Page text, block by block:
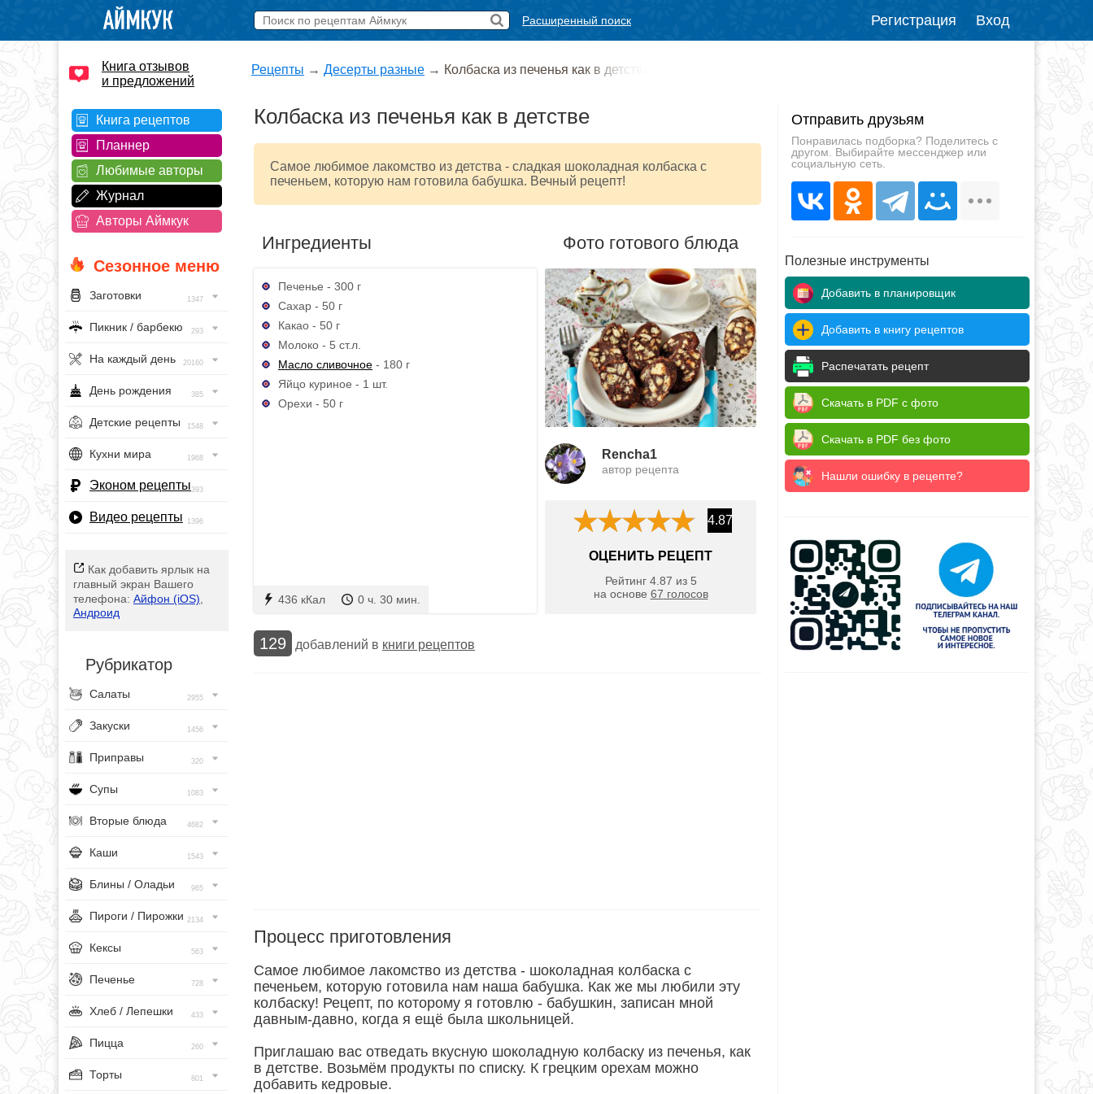
Расширенный поиск Регистрация Вход
Книга отзывов
и предложений
Книга рецептов
Планнер
Любимые авторы
Журнал
Авторы Аймкук
Сезонное меню
Заготовки 1347
Пикник / барбекю 293
На каждый день 20160
День рождения 385
Детские рецепты 1548
Кухни мира 1968
Эконом рецепты393
Видео рецепты 1396
Как добавить ярлык на
главный экран Вашего
телефона: Айфон (iOS)
Андроид
Рубрикатор
Салаты 2955
Закуски 1456
Приправы 320
Супы 1083
Вторые блюда 4682
Каши 1543
Блины / Оладьи 965
Пироги / Пирожки 2134
Кексы 563
Печенье 728
Хлеб / Лепешки 433
Пицца 260
Торты 801
Рецепты → Десерты разные → Колбаска из печенья как в детстве
Колбаска из печенья как в детстве
Самое любимое лакомство из детства - сладкая шоколадная колбаска с
печеньем, которую нам готовила бабушка. Вечный рецепт!
Ингредиенты
Печенье - 300 г
Сахар - 50 г
Какао - 50 г
Молоко - 5 ст.л.
Масло сливочное - 180 г
Яйцо куриное - 1 шт.
Орехи - 50 г
436 кКал 0 ч. 30 мин.
Фото готового блюда
Rencha1
автор рецепта
4.87
ОЦЕНИТЬ РЕЦЕПТ
Рейтинг 4.87 из 5
на основе 67 голосов
129 добавлений в книги рецептов
Процесс приготовления
Самое любимое лакомство из детства - шоколадная колбаска с
печеньем, которую готовила нам наша бабушка. Как же мы любили эту
колбаску! Рецепт, по которому я готовлю - бабушкин, записан мной
давным-давно, когда я ещё была школьницей.
Приглашаю вас отведать вкусную шоколадную колбаску из печенья, как
в детстве. Возьмём продукты по списку. К грецким орехам можно
добавить кедровые.
Отправить друзьям
Понравилась подборка? Поделитесь с
другом. Выбирайте мессенджер или
социальную сеть.
Полезные инструменты
Добавить в планировщик
Добавить в книгу рецептов
Распечатать рецепт
Скачать в PDF с фото
Скачать в PDF без фото
Нашли ошибку в рецепте?